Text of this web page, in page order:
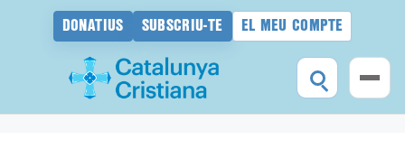
DONATIUS SUBSCRIU-TE EL MEU COMPTE